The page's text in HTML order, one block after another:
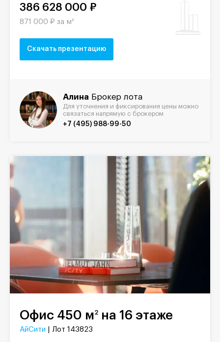
386 628 000 ₽
871 000 ₽ за м²
Скачать презентацию
Алина Брокер лота
Для уточнения и фиксирования цены можно
связаться напрямую с брокером
+7 (495) 988-99-50
Офис 450 м2 на 16 этаже
АйСити | Лот 143823